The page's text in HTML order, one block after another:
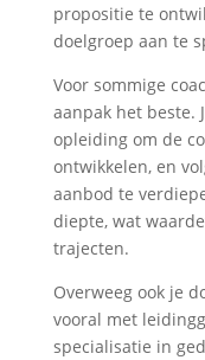
propositie te
doelgroep aan te
Voor sommige
aanpak het beste.
opleiding om de
ontwikkelen, en
aanbod te
diepte, wat
trajecten.
Overweeg ook je
vooral met
specialisatie in